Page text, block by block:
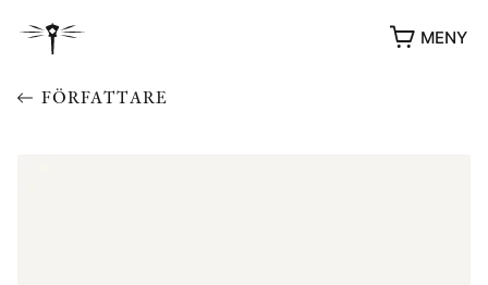
MENY
FÖRFATTARE